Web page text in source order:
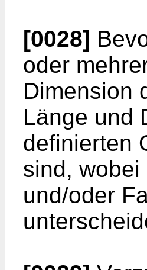
[0028]
oder
Dimension
Länge und
definierten
sind,
und/oder